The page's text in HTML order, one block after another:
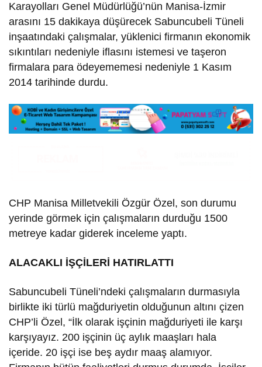
Karayolları Genel Müdürlüğü’nün Manisa-İzmir
arasını 15 dakikaya düşürecek Sabuncubeli Tüneli
inşaatındaki çalışmalar, yüklenici firmanın ekonomik
sıkıntıları nedeniyle iflasını istemesi ve taşeron
firmalara para ödeyememesi nedeniyle 1 Kasım
2014 tarihinde durdu.
CHP Manisa Milletvekili Özgür Özel, son durumu
yerinde görmek için çalışmaların durduğu 1500
metreye kadar giderek inceleme yaptı.
ALACAKLI İŞÇİLERİ HATIRLATTI
Sabuncubeli Tüneli’ndeki çalışmaların durmasıyla
birlikte iki türlü mağduriyetin olduğunun altını çizen
CHP’li Özel, “İlk olarak işçinin mağduriyeti ile karşı
karşıyayız. 200 işçinin üç aylık maaşları hala
içeride. 20 işçi ise beş aydır maaş alamıyor.